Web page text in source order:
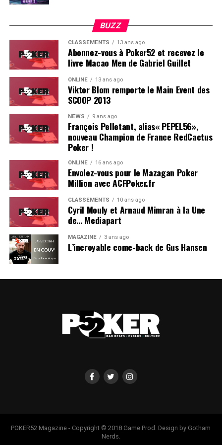
Soleau à gauche, sorti par Logghe au centre
BUZZ
CLASSEMENTS 13 ans ago
Abonnez-vous à Poker52 et recevez le
livre Macao Men de Gabriel Guillet
ONLINE 13 ans ago
Viktor Blom remporte le Main Event des
SCOOP 2013
NEWS 9 ans ago
François Pelletant, alias« PEPEL56»,
nouveau Champion de France RedCactus
Poker !
ONLINE 16 ans ago
Envolez-vous pour le Mazagan Poker
Million avec ACFPoker.fr
CLASSEMENTS 10 ans ago
Cyril Mouly et Arnaud Mimran à la Une
de… Mediapart
MAGAZINE 3 ans ago
L’incroyable come-back de Gus Hansen
POKER52 Magazine - Copyright © 2018 Game Prod. Design by Gotham
Nerds.